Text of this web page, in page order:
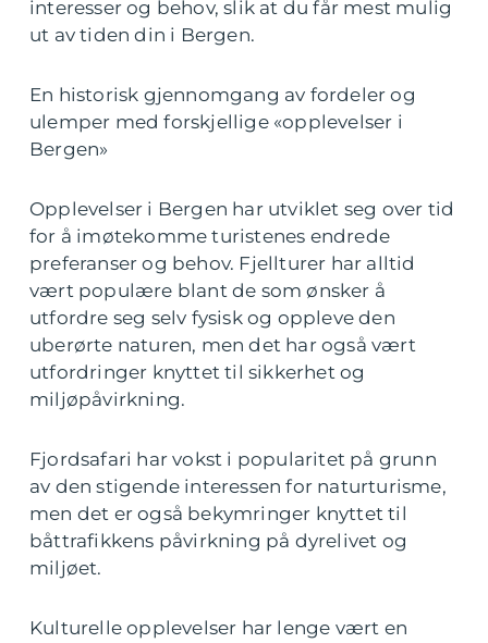
interesser og behov, slik at du får mest mulig
ut av tiden din i Bergen.
En historisk gjennomgang av fordeler og
ulemper med forskjellige «opplevelser i
Bergen»
Opplevelser i Bergen har utviklet seg over tid
for å imøtekomme turistenes endrede
preferanser og behov. Fjellturer har alltid
vært populære blant de som ønsker å
utfordre seg selv fysisk og oppleve den
uberørte naturen, men det har også vært
utfordringer knyttet til sikkerhet og
miljøpåvirkning.
Fjordsafari har vokst i popularitet på grunn
av den stigende interessen for naturturisme,
men det er også bekymringer knyttet til
båttrafikkens påvirkning på dyrelivet og
miljøet.
Kulturelle opplevelser har lenge vært en